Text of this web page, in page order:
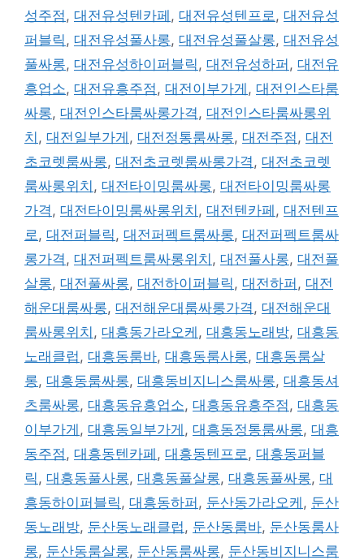
성주점 , 대전유성텐카페 , 대전유성텐프로 , 대전유성
퍼블릭 , 대전유성풀사롱, 대전유성풀살롱, 대전유성
풀싸롱, 대전유성하이퍼블릭 , 대전유성하퍼 , 대전유
흥업소, 대전유흥주점 , 대전이부가게 , 대전인스타룸
싸롱, 대전인스타룸싸롱가격 , 대전인스타룸싸롱위
치 , 대전일부가게 , 대전정통룸싸롱, 대전주점 , 대전
초코렛룸싸롱, 대전초코렛룸싸롱가격 , 대전초코렛
룸싸롱위치 , 대전타이밍룸싸롱, 대전타이밍룸싸롱
가격 , 대전타이밍룸싸롱위치 , 대전텐카페 , 대전텐프
로 , 대전퍼블릭 , 대전퍼펙트룸싸롱, 대전퍼펙트룸싸
롱가격 , 대전퍼펙트룸싸롱위치 , 대전풀사롱, 대전풀
살롱, 대전풀싸롱, 대전하이퍼블릭 , 대전하퍼 , 대전
해운대룸싸롱, 대전해운대룸싸롱가격 , 대전해운대
룸싸롱위치 , 대흥동가라오케 , 대흥동노래방, 대흥동
노래클럽 , 대흥동룸바, 대흥동룸사롱, 대흥동룸살
롱, 대흥동룸싸롱, 대흥동비지니스룸싸롱, 대흥동셔
츠룸싸롱, 대흥동유흥업소, 대흥동유흥주점 , 대흥동
이부가게 , 대흥동일부가게 , 대흥동정통룸싸롱, 대흥
동주점 , 대흥동텐카페 , 대흥동텐프로 , 대흥동퍼블
릭 , 대흥동풀사롱, 대흥동풀살롱, 대흥동풀싸롱, 대
흥동하이퍼블릭 , 대흥동하퍼 , 둔산동가라오케 , 둔산
동노래방, 둔산동노래클럽 , 둔산동룸바, 둔산동룸사
롱, 둔산동룸살롱, 둔산동룸싸롱, 둔산동비지니스룸